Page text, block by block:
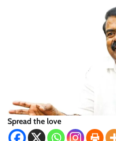
Spread the love